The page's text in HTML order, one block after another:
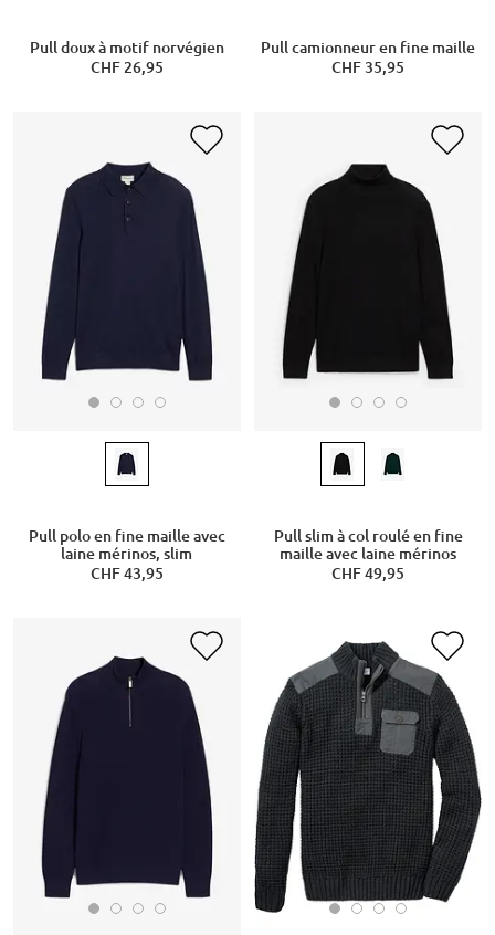
Pull doux à motif norvégien
CHF 26,95
Pull camionneur en fine maille
CHF 35,95
Pull polo en fine maille avec
laine mérinos, slim
CHF 43,95
Pull slim à col roulé en fine
maille avec laine mérinos
CHF 49,95